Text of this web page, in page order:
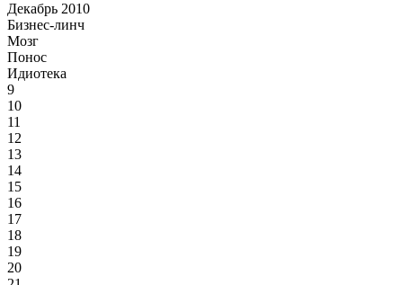
Декабрь 2010
Бизнес-линч
Мозг
Понос
Идиотека
9
10
11
12
13
14
15
16
17
18
19
20